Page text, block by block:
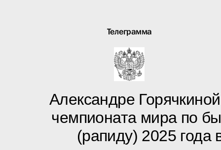
Телеграмма
Александре
чемпионата мира по
(рапиду) 2025 года